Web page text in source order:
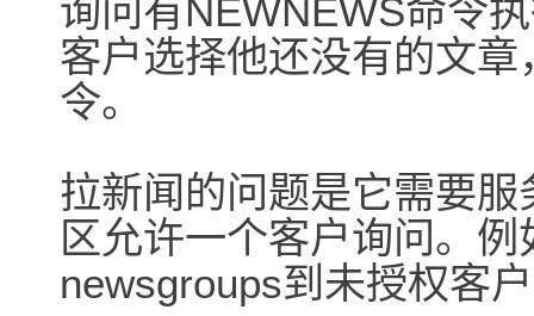
询问有NEWNEWS命令
客户选择他还没有的文
令。
拉新闻的问题是它需要
区允许一个客户询问。
newsgroups到未授权客